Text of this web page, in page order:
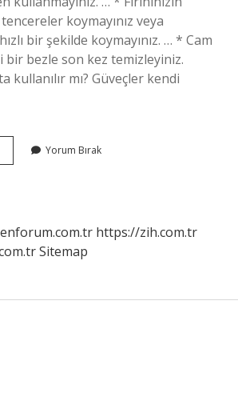
koymayınız veya
bir şekilde koymayınız. … * Cam
bir bezle son kez temizleyiniz.
kullanılır mı? Güveçler kendi
Yorum Bırak
https://zih.com.tr
Sitemap